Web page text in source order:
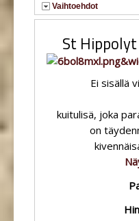
Vaihtoehdot
St
Ei sisällä
kuitulisä, joka
on